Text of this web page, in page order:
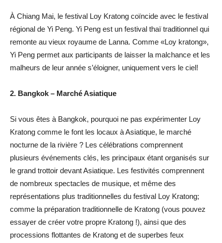
À Chiang Mai, le festival Loy Kratong coïncide avec le festival
régional de Yi Peng. Yi Peng est un festival thaï traditionnel qui
remonte au vieux royaume de Lanna. Comme «Loy kratong»,
Yi Peng permet aux participants de laisser la malchance et les
malheurs de leur année s’éloigner, uniquement vers le ciel!
2. Bangkok – Marché Asiatique
Si vous êtes à Bangkok, pourquoi ne pas expérimenter Loy
Kratong comme le font les locaux à Asiatique, le marché
nocturne de la rivière ? Les célébrations comprennent
plusieurs événements clés, les principaux étant organisés sur
le grand trottoir devant Asiatique. Les festivités comprennent
de nombreux spectacles de musique, et même des
représentations plus traditionnelles du festival Loy Kratong;
comme la préparation traditionnelle de Kratong (vous pouvez
essayer de créer votre propre Kratong !), ainsi que des
processions flottantes de Kratong et de superbes feux